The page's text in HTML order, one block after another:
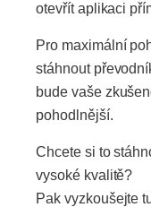
otevřít aplikaci
Pro maximální
stáhnout
bude vaše
pohodlnější.
Chcete si to
vysoké kvalitě?
Pak vyzkoušejte